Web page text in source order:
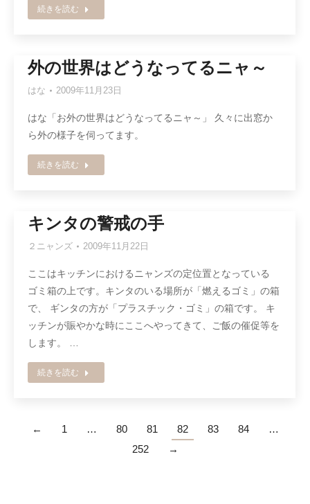
続きを読む
外の世界はどうなってるニャ～
はな 2009年11月23日
はな「お外の世界はどうなってるニャ～」 久々に出窓か
ら外の様子を伺ってます。
続きを読む
キンタの警戒の手
２ニャンズ 2009年11月22日
ここはキッチンにおけるニャンズの定位置となっている
ゴミ箱の上です。キンタのいる場所が「燃えるゴミ」の箱
で、 ギンタの方が「プラスチック・ゴミ」の箱です。 キ
ッチンが賑やかな時にここへやってきて、ご飯の催促等を
します。 …
続きを読む
← 1 … 80 81 82 83 84
…
252
→